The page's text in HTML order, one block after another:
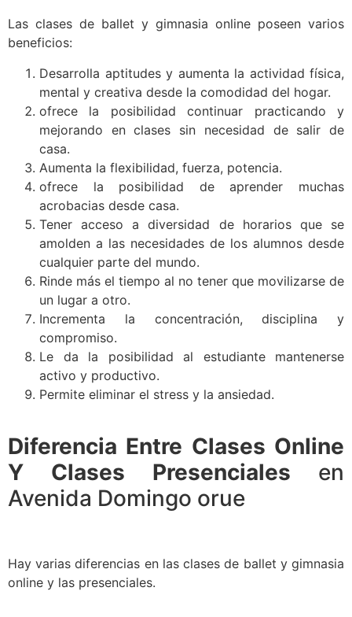
Las clases de ballet y gimnasia online poseen varios
beneficios:
Desarrolla aptitudes y aumenta la actividad física,
mental y creativa desde la comodidad del hogar.
ofrece la posibilidad continuar practicando y
mejorando en clases sin necesidad de salir de
casa.
Aumenta la flexibilidad, fuerza, potencia.
ofrece la posibilidad de aprender muchas
acrobacias desde casa.
Tener acceso a diversidad de horarios que se
amolden a las necesidades de los alumnos desde
cualquier parte del mundo.
Rinde más el tiempo al no tener que movilizarse de
un lugar a otro.
Incrementa la concentración, disciplina y
compromiso.
Le da la posibilidad al estudiante mantenerse
activo y productivo.
Permite eliminar el stress y la ansiedad.
Diferencia Entre Clases Online
Y Clases Presenciales en
Avenida Domingo orue
Hay varias diferencias en las clases de ballet y gimnasia
online y las presenciales.